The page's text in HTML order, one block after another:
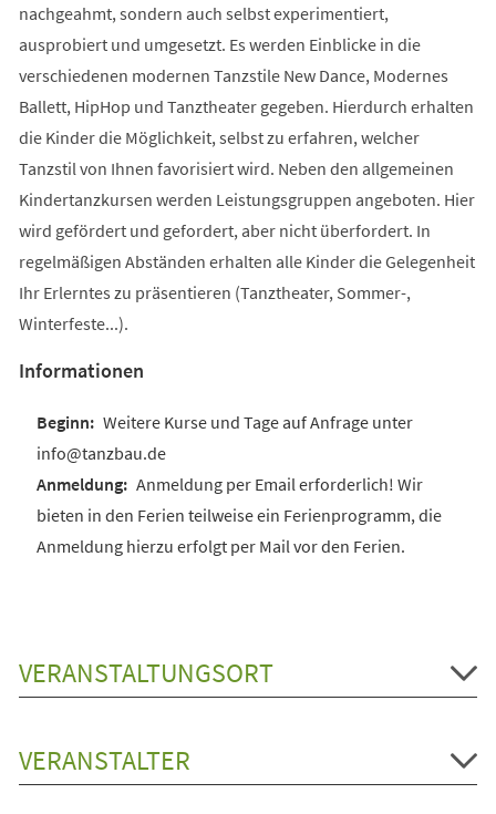
nachgeahmt, sondern auch selbst experimentiert,
ausprobiert und umgesetzt. Es werden Einblicke in die
verschiedenen modernen Tanzstile New Dance, Modernes
Ballett, HipHop und Tanztheater gegeben. Hierdurch erhalten
die Kinder die Möglichkeit, selbst zu erfahren, welcher
Tanzstil von Ihnen favorisiert wird. Neben den allgemeinen
Kindertanzkursen werden Leistungsgruppen angeboten. Hier
wird gefördert und gefordert, aber nicht überfordert. In
regelmäßigen Abständen erhalten alle Kinder die Gelegenheit
Ihr Erlerntes zu präsentieren (Tanztheater, Sommer-,
Winterfeste...).
Informationen
Weitere Kurse und Tage auf Anfrage unter
info@tanzbau.de
Anmeldung per Email erforderlich! Wir
bieten in den Ferien teilweise ein Ferienprogramm, die
Anmeldung hierzu erfolgt per Mail vor den Ferien.
VERANSTALTUNGSORT
VERANSTALTER